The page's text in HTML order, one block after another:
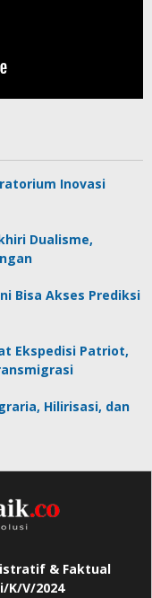
Inovasi
Dualisme,
Bisa Akses Prediksi
Ekspedisi Patriot,
Hilirisasi, dan
& Faktual
K/V/2024